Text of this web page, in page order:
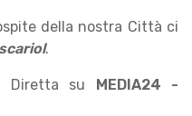
della nostra Città ci
.
Diretta su MEDIA24 -